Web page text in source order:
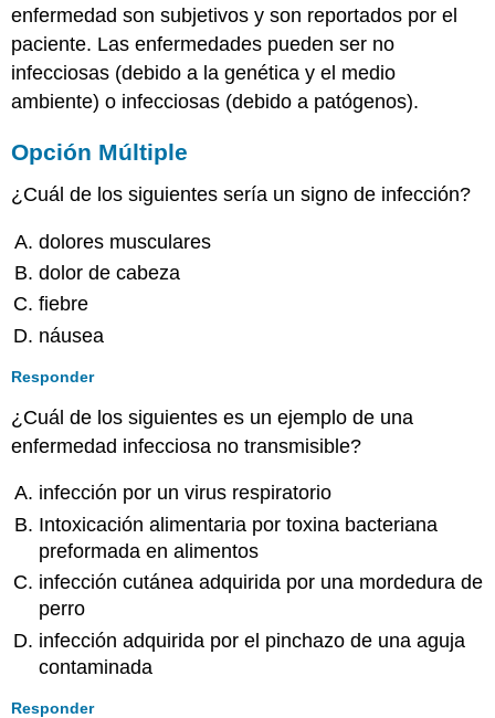
enfermedad son subjetivos y son reportados por el
paciente. Las enfermedades pueden ser no
infecciosas (debido a la genética y el medio
ambiente) o infecciosas (debido a patógenos).
Opción Múltiple
¿Cuál de los siguientes sería un signo de infección?
dolores musculares
dolor de cabeza
fiebre
náusea
Responder
¿Cuál de los siguientes es un ejemplo de una
enfermedad infecciosa no transmisible?
infección por un virus respiratorio
Intoxicación alimentaria por toxina bacteriana
preformada en alimentos
infección cutánea adquirida por una mordedura de
perro
infección adquirida por el pinchazo de una aguja
contaminada
Responder